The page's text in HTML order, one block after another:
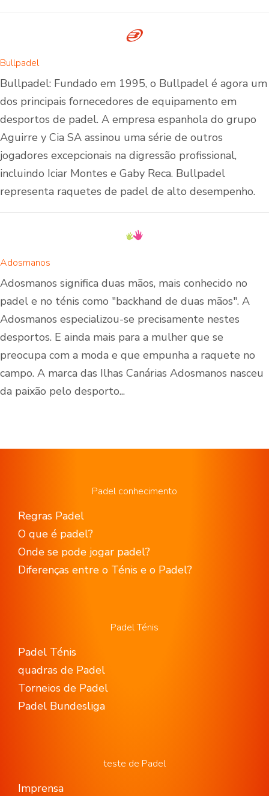
Bullpadel
Bullpadel: Fundado em 1995, o Bullpadel é agora um
dos principais fornecedores de equipamento em
desportos de padel. A empresa espanhola do grupo
Aguirre y Cia SA assinou uma série de outros
jogadores excepcionais na digressão profissional,
incluindo Iciar Montes e Gaby Reca. Bullpadel
representa raquetes de padel de alto desempenho.
Adosmanos
Adosmanos significa duas mãos, mais conhecido no
padel e no ténis como "backhand de duas mãos". A
Adosmanos especializou-se precisamente nestes
desportos. E ainda mais para a mulher que se
preocupa com a moda e que empunha a raquete no
campo. A marca das Ilhas Canárias Adosmanos nasceu
da paixão pelo desporto...
Padel conhecimento
Regras Padel
O que é padel?
Onde se pode jogar padel?
Diferenças entre o Ténis e o Padel?
Padel Ténis
Padel Ténis
quadras de Padel
Torneios de Padel
Padel Bundesliga
teste de Padel
Imprensa